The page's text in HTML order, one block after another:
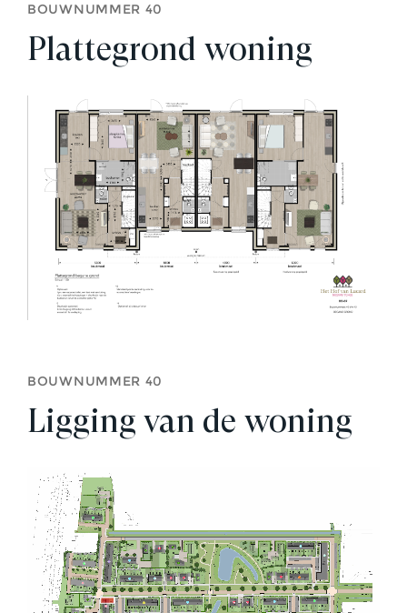
BOUWNUMMER 40
Plattegrond woning
BOUWNUMMER 40
Ligging van de woning